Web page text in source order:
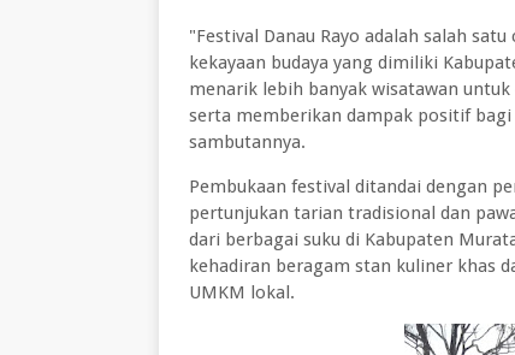
"Festival Danau Rayo adalah salah
kekayaan budaya yang dimiliki
menarik lebih banyak wisatawan
serta memberikan dampak positif
sambutannya.
Pembukaan festival ditandai dengan
pertunjukan tarian tradisional dan
dari berbagai suku di Kabupaten
kehadiran beragam stan kuliner khas
UMKM lokal.